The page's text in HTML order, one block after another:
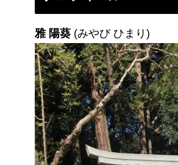
雅 陽葵 (みやび ひまり)